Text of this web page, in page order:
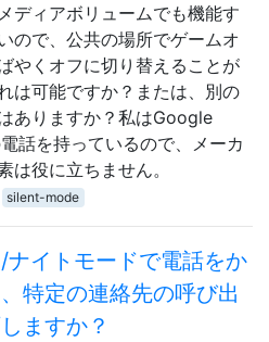
ディアボリュームでも機能す
ので、公共の場所でゲームオ
やくオフに切り替えることが
は可能ですか？または、別の
ありますか？私はGoogle
話を持っているので、メーカ
は役に立ちません。
silent-mode
ナイトモードで電話をか
特定の連絡先の呼び出
ますか？